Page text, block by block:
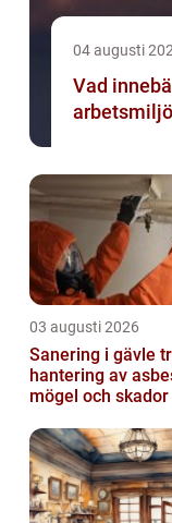
04 augusti
Vad
03 augusti 2026
Sanering i gävle trygg
hantering av
mögel och skador